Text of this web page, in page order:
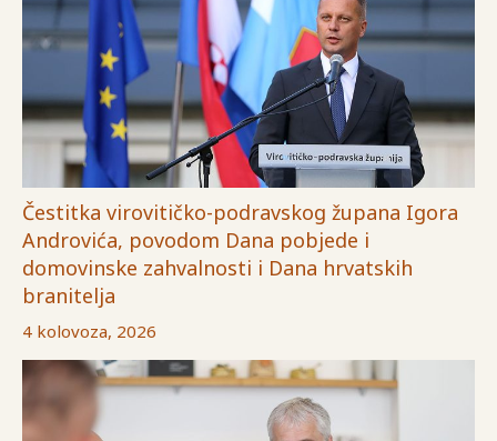
Čestitka virovitičko-podravskog župana Igora
Androvića, povodom Dana pobjede i
domovinske zahvalnosti i Dana hrvatskih
branitelja
4 kolovoza, 2026